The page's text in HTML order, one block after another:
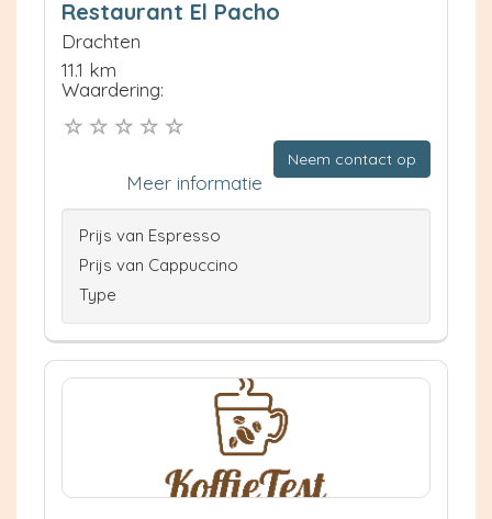
Restaurant El Pacho
Drachten
11.1 km
Waardering:
Neem contact op
Meer informatie
Prijs van Espresso
Prijs van Cappuccino
Type